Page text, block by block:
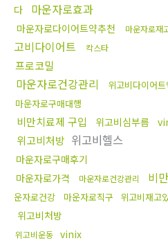
다
마운자로효과
마운자로다이어트약추천 마운자로재
고비다이어트
칵스타
프로코밀
마운자로건강관리 위고비다이어
마운자로구매대행
비만치료제 구입 위고비심부름
위고비처방 위고비헬스
마운자로구매후기
마운자로가격
마운자로건강관리 비
운자로건강
마운자로직구 위고비재고
위고비처방
위고비운동 vinix